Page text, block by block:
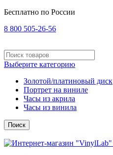
Бесплатно по России
8 800 505-26-56
Выберите категорию
Золотой/платиновый диск
Портрет на виниле
Часы из акрила
Часы из винила
Поиск